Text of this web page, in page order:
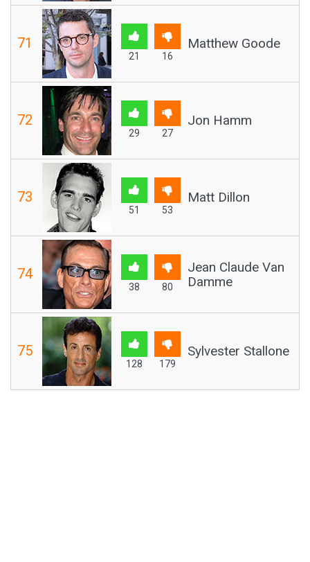
71
21 16
Matthew Goode
72
29 27
Jon Hamm
73
51 53
Matt Dillon
74
38 80
Jean Claude Van
Damme
75
128 179
Sylvester Stallone